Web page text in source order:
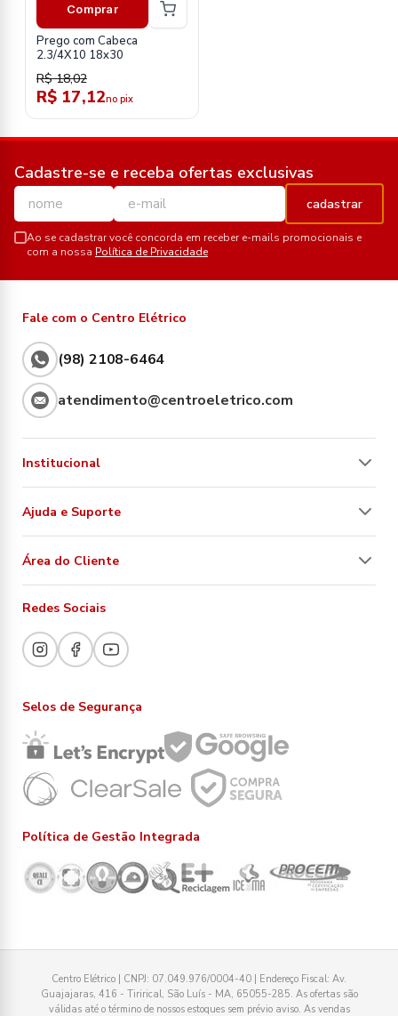
Comprar
Prego com Cabeca
2.3/4X10 18x30
R$ 18,02
R$ 17,12no pix
Cadastre-se e receba ofertas exclusivas
cadastrar
Ao se cadastrar você concorda em receber e-mails promocionais e
com a nossa Política de Privacidade
Fale com o Centro Elétrico
(98) 2108-6464
atendimento@centroeletrico.com
Institucional
Ajuda e Suporte
Área do Cliente
Redes Sociais
Selos de Segurança
Política de Gestão Integrada
Centro Elétrico | CNPJ: 07.049.976/0004-40 | Endereço Fiscal: Av.
Guajajaras, 416 - Tirirical, São Luís - MA, 65055-285. As ofertas são
válidas até o término de nossos estoques sem prévio aviso. As vendas